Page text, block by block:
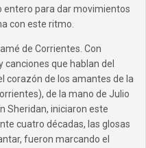
entero para dar movimientos
con este ritmo.
de Corrientes. Con
canciones que hablan del
corazón de los amantes de la
de la mano de Julio
Sheridan, iniciaron este
cuatro décadas, las glosas
fueron marcando el